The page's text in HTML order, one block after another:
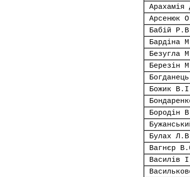
Арахамія
Арсенюк
Бабій
Бардіна
Безугла
Березін
Божик
Бородін
Булах
Вагнєр
Василів